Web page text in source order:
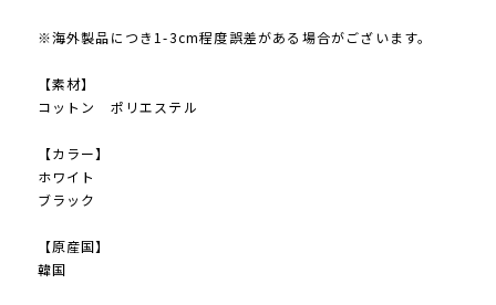
※海外製品につき1-3cm程度誤差がある場合がございます。
【素材】
コットン ポリエステル
【カラー】
ホワイト
ブラック
【原産国】
韓国